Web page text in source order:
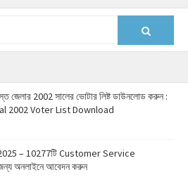
জেলার 2002 সালের ভোটার লিষ্ট ডাউনলোড করুন :
2002 Voter List Download
– 10277টি Customer Service
অনলাইনে আবেদন করুন